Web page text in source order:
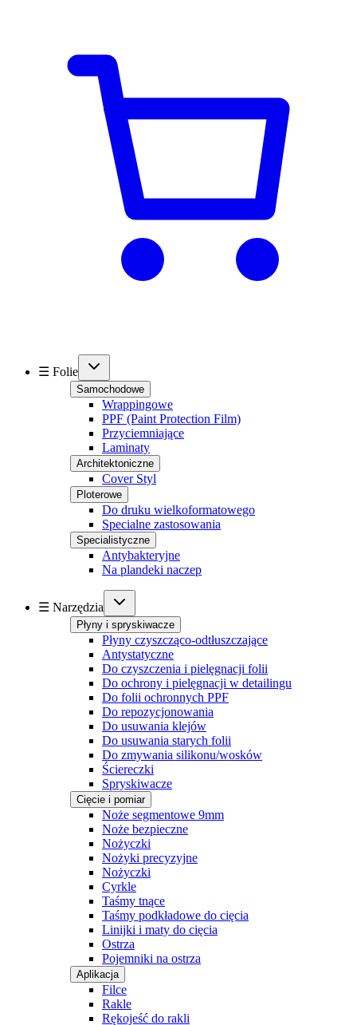
☰ Folie
Samochodowe
Wrappingowe
PPF (Paint Protection Film)
Przyciemniające
Laminaty
Architektoniczne
Cover Styl
Ploterowe
Do druku wielkoformatowego
Specialne zastosowania
Specialistyczne
Antybakteryjne
Na plandeki naczep
☰ Narzędzia
Płyny i spryskiwacze
Płyny czyszcząco-odtłuszczające
Antystatyczne
Do czyszczenia i pielęgnacji folii
Do ochrony i pielęgnacji w detailingu
Do folii ochronnych PPF
Do repozycjonowania
Do usuwania klejów
Do usuwania starych folii
Do zmywania silikonu/wosków
Ściereczki
Spryskiwacze
Cięcie i pomiar
Noże segmentowe 9mm
Noże bezpieczne
Nożyczki
Nożyki precyzyjne
Nożyczki
Cyrkle
Taśmy tnące
Taśmy podkładowe do cięcia
Linijki i maty do cięcia
Ostrza
Pojemniki na ostrza
Aplikacja
Filce
Rakle
Rękojeść do rakli